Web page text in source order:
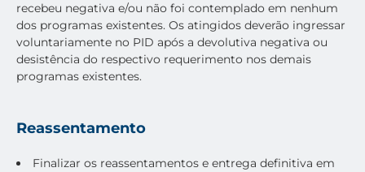
recebeu negativa e/ou não foi contemplado em nenhum
dos programas existentes. Os atingidos deverão ingressar
voluntariamente no PID após a devolutiva negativa ou
desistência do respectivo requerimento nos demais
programas existentes.
Reassentamento
Finalizar os reassentamentos e entrega definitiva em